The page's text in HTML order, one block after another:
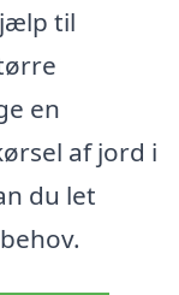
til
en
af jord i
du let